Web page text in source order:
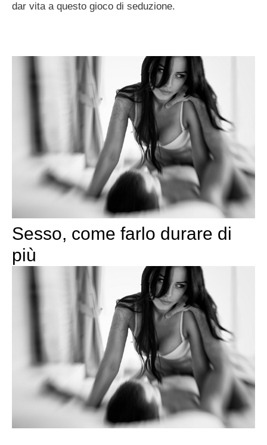
dar vita a questo gioco di seduzione.
Sesso, come farlo durare di
più